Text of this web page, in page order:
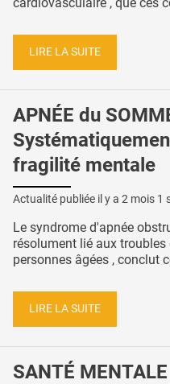
LIRE LA SUITE
APNÉE du
fragilité mentale
Actualité publiée il y a 2 mois 1
Le syndrome d'apnée
résolument lié aux
personnes âgées , conclut
LIRE LA SUITE
SANTÉ